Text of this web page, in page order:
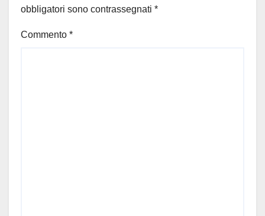
obbligatori sono contrassegnati *
Commento *